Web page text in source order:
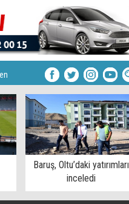
Baruş, Oltu’daki yatırımları
inceledi